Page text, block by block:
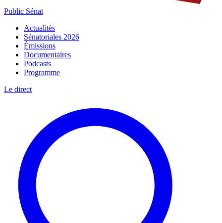
Public Sénat
Actualités
Sénatoriales 2026
Émissions
Documentaires
Podcasts
Programme
Le direct